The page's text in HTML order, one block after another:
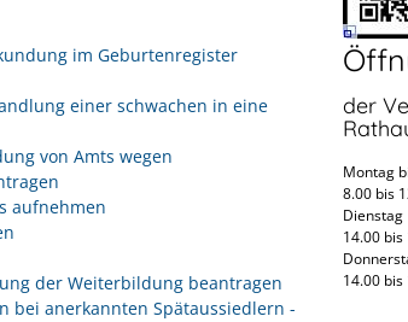
im Geburtenregister
einer schwachen in eine
von Amts wegen
aufnehmen
der Weiterbildung beantragen
bei anerkannten Spätaussiedlern -
der
Montag
8.00 bis
14.00
14.00